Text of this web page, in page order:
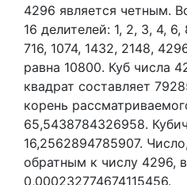
4296 является четным.
16 делителей: 1, 2, 3, 4, 6,
716, 1074, 1432, 2148,
равна 10800. Куб числа
квадрат составляет
корень
65,5438784326958.
16,2562894785907.
обратным к числу 4296,
0,000232774674115456.